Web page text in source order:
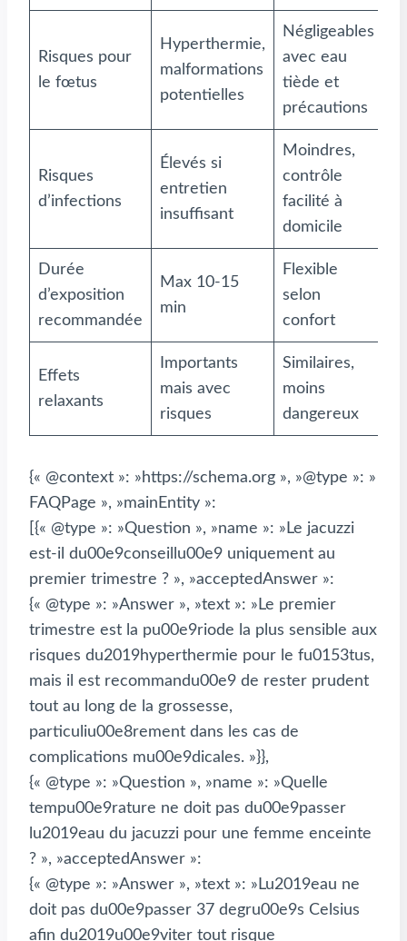
Risques pour
le fœtus
Hyperthermie,
malformations
potentielles
Négligeables
avec eau
tiède et
précautions
Risques
d’infections
Élevés si
entretien
insuffisant
Moindres,
contrôle
facilité à
domicile
Durée
d’exposition
recommandée
Max 10-15
min
Flexible
selon
confort
Effets
relaxants
Importants
mais avec
risques
Similaires,
moins
dangereux
{« @context »: »https://schema.org », »@type »: »
FAQPage », »mainEntity »:
[{« @type »: »Question », »name »: »Le jacuzzi
est-il du00e9conseillu00e9 uniquement au
premier trimestre ? », »acceptedAnswer »:
{« @type »: »Answer », »text »: »Le premier
trimestre est la pu00e9riode la plus sensible aux
risques du2019hyperthermie pour le fu0153tus,
mais il est recommandu00e9 de rester prudent
tout au long de la grossesse,
particuliu00e8rement dans les cas de
complications mu00e9dicales. »}},
{« @type »: »Question », »name »: »Quelle
tempu00e9rature ne doit pas du00e9passer
lu2019eau du jacuzzi pour une femme enceinte
? », »acceptedAnswer »:
{« @type »: »Answer », »text »: »Lu2019eau ne
doit pas du00e9passer 37 degru00e9s Celsius
afin du2019u00e9viter tout risque